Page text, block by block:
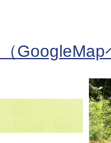
GoogleMap